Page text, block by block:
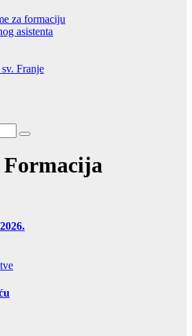
za formaciju
asistenta
Franje
Formacija